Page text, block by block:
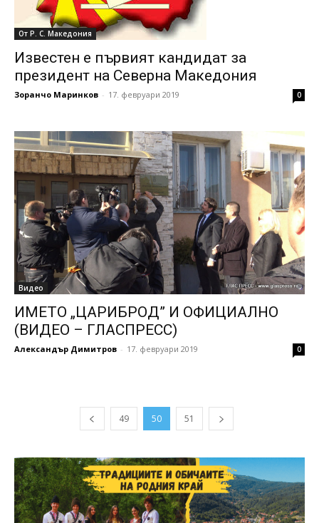
От Р. С. Македония
Известен е първият кандидат за
президент на Северна Македония
Зоранчо Маринков - 17. февруари 2019 0
Видео
ИМЕТО „ЦАРИБРОД” И ОФИЦИАЛНО
(ВИДЕО – ГЛАСПРЕСС)
Александър Димитров - 17. февруари 2019 0
49 50 51